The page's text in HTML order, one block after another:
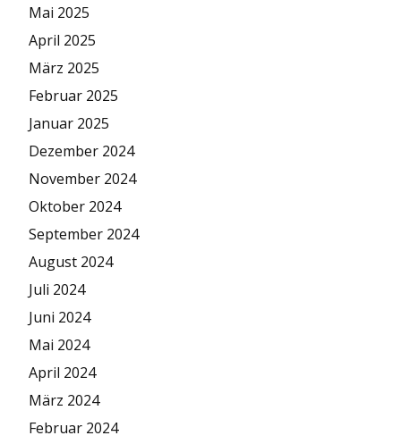
Mai 2025
April 2025
März 2025
Februar 2025
Januar 2025
Dezember 2024
November 2024
Oktober 2024
September 2024
August 2024
Juli 2024
Juni 2024
Mai 2024
April 2024
März 2024
Februar 2024